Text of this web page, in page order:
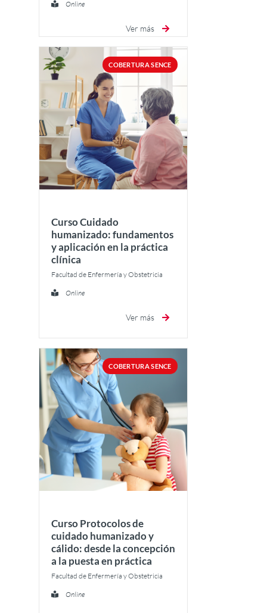
Online
Ver más
COBERTURA SENCE
Curso Cuidado
humanizado: fundamentos
y aplicación en la práctica
clínica
Facultad de Enfermería y Obstetricia
Online
Ver más
COBERTURA SENCE
Curso Protocolos de
cuidado humanizado y
cálido: desde la concepción
a la puesta en práctica
Facultad de Enfermería y Obstetricia
Online